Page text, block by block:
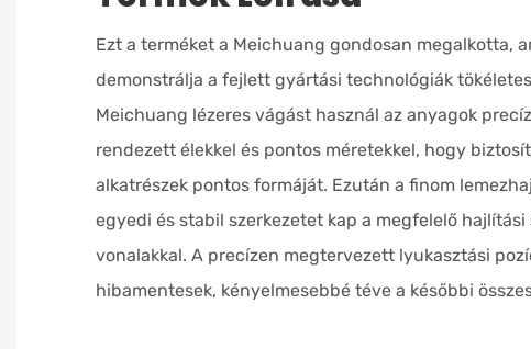
Ezt a terméket a Meichuang gondosan megalkotta,
demonstrálja a fejlett gyártási technológiák
Meichuang lézeres vágást használ az anyagok
rendezett élekkel és pontos méretekkel, hogy
alkatrészek pontos formáját. Ezután a finom
egyedi és stabil szerkezetet kap a megfelelő hajlítási
vonalakkal. A precízen megtervezett lyukasztási
hibamentesek, kényelmesebbé téve a későbbi